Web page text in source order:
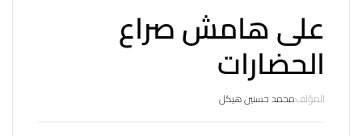
على هامش صراع
الحضارات
المؤلف:محمد حسنين هيكل